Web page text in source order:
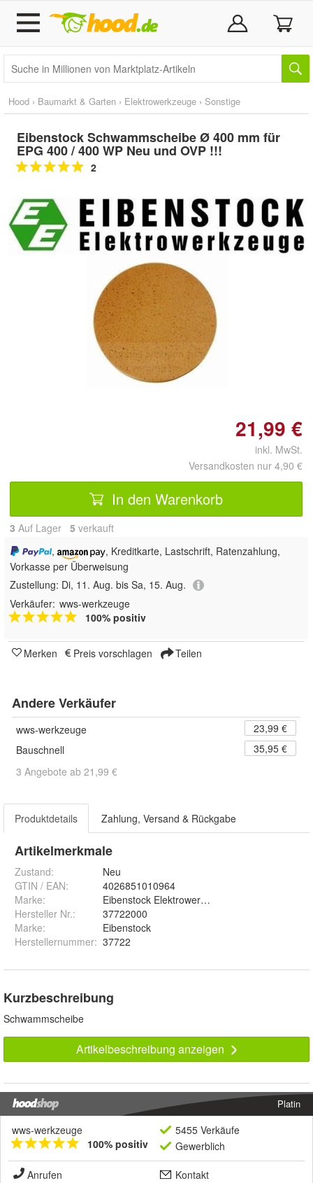
Hood › Baumarkt & Garten › Elektrowerkzeuge › Sonstige
Eibenstock Schwammscheibe Ø 400 mm für
EPG 400 / 400 WP Neu und OVP !!!
2
Doppelt antippen zum
vergrößern
21,99 €
inkl. MwSt.
Versandkosten nur 4,90 €
In den Warenkorb
3 Auf Lager 5 verkauft
,
, Kreditkarte, Lastschrift, Ratenzahlung,
Vorkasse per Überweisung
Zustellung: Di, 11. Aug. bis Sa, 15. Aug.
Verkäufer: wws-werkzeuge
100% positiv
Merken Preis vorschlagen Teilen
Andere Verkäufer
wws-werkzeuge
23,99 €
Bauschnell
35,95 €
3 Angebote ab 21,99 €
Produktdetails Zahlung, Versand & Rückgabe
Artikelmerkmale
Zustand:
Neu
GTIN / EAN:
4026851010964
Marke:
Eibenstock Elektrowerkzeuge
Hersteller Nr.:
37722000
Marke:
Eibenstock
Herstellernummer: 37722
Kurzbeschreibung
Schwammscheibe
Artikelbeschreibung anzeigen
Platin
wws-werkzeuge
100% positiv
5455 Verkäufe
Gewerblich
Anrufen
Kontakt